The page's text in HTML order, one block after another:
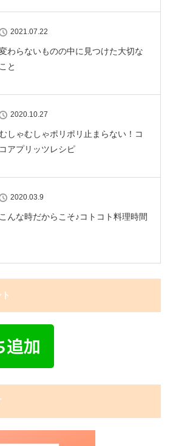
2021.07.22
わらないものの中に見つけた大切な
こと
2020.10.27
しゃむしゃポリポリ止まらない！コ
コアプリッツレシピ
2020.03.9
こんな時だからこそ♪コトコト料理時間